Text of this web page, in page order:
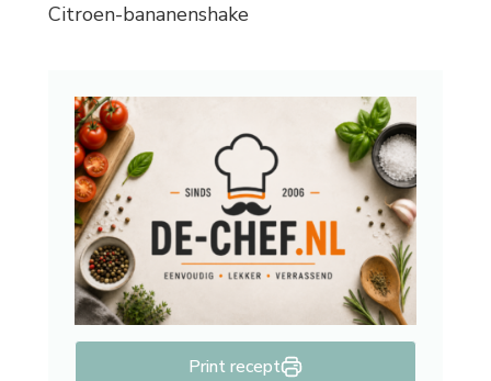
Citroen-bananenshake
Print recept